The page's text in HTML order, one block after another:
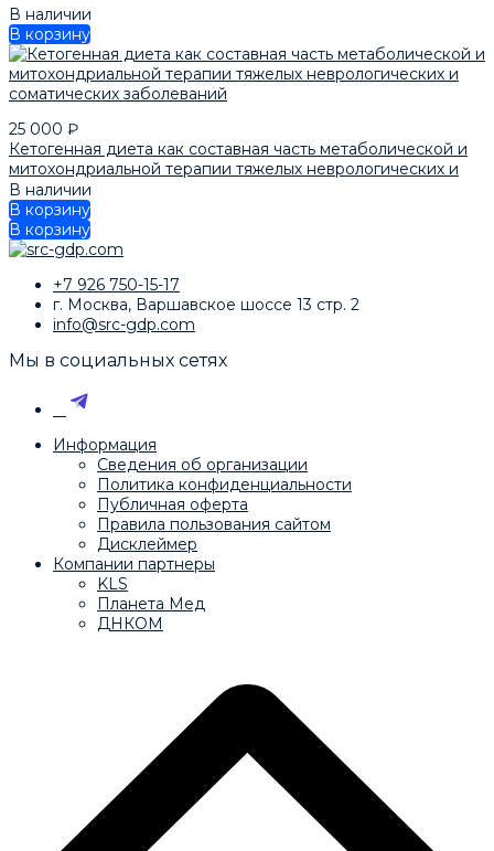
В наличии
В корзину
25 000 ₽
Кетогенная диета как составная часть метаболической и
митохондриальной терапии тяжелых неврологических и
соматических заболеваний
В наличии
В корзину
В корзину
+7 926 750-15-17
г. Москва, Варшавское шоссе 13 стр. 2
info@src-gdp.com
Мы в социальных сетях
Информация
Сведения об организации
Политика конфиденциальности
Публичная оферта
Правила пользования сайтом
Дисклеймер
Компании партнеры
KLS
Планета Мед
ДНКОМ